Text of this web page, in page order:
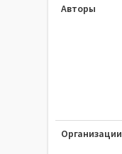
Авторы
Организации